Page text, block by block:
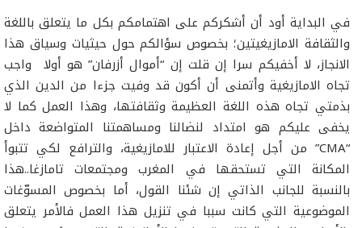
في البداية أود أن أشكركم على اهتمامكم بكل ما يتعلق باللغة
والثقافة الامازيغيتين؛ بخصوص سؤالكم حول حيثيات وسياق هذا
الانجاز، لا أخفيكم سرا إن قلت إن “أموال أزرفان” هو أولا واجب
تجاه الامازيغية وأتمنى أن أكون قد وفيت جزءا من الدين الذي
بذمتي تجاه هذه اللغة العظيمة وثقافتها، وهذا العمل كما لا
يخفى عليكم هو امتداد لنضالنا ومساهمتنا المتواضعة داخل
“CMA” من أجل إعادة الاعتبار للامازيغية، والترافع لكي تتبوأ
المكانة التي تستحقها في المغرب ومجتمعات تامازغا..هذا
بالنسبة للجانب الذاتي إن شئنا القول، أما بخصوص المسوّغات
الموضوعية التي كانت سببا في تنزيل هذا العمل فالأمر يتعلق